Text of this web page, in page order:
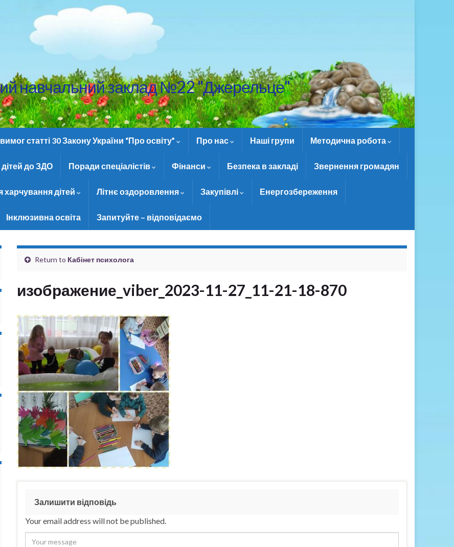
навчальний заклад №22 "Джерельце"
статті 30 Закону України “Про освіту” Про нас Наші групи Методична робота
до ЗДО Поради спеціалістів Фінанси Безпека в закладі Звернення громадян
харчування дітей Літнє оздоровлення Закупівлі Енергозбереження
Інклюзивна освіта Запитуйте – відповідаємо
Return to Кабінет психолога
изображение_viber_2023-11-27_11-21-18-870
Залишити відповідь
Your email address will not be published.